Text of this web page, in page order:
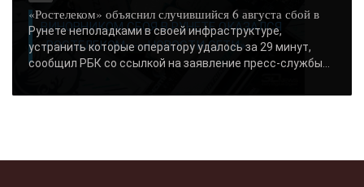
ВИНОВНИКОМ СБОЯ В РУНЕТЕ ОКАЗАЛСЯ
«РОСТЕЛЕКОМ» - «НОВОСТИ СЕТИ»..
«Ростелеком» объяснил случившийся 6 августа сбой в
Рунете неполадками в своей инфраструктуре,
устранить которые оператору удалось за 29 минут,
сообщил РБК со ссылкой на заявление пресс-службы...